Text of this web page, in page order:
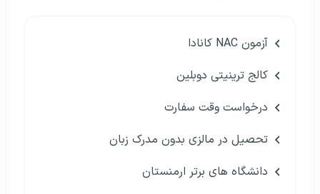
آزمون NAC کانادا
کالج ترینیتی دوبلین
درخواست وقت سفارت
تحصیل در مالزی بدون مدرک زبان
دانشگاه های برتر ارمنستان